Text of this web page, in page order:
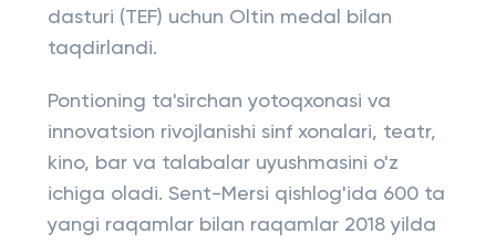
dasturi (TEF) uchun Oltin medal bilan
taqdirlandi.
Pontioning ta'sirchan yotoqxonasi va
innovatsion rivojlanishi sinf xonalari, teatr,
kino, bar va talabalar uyushmasini o'z
ichiga oladi. Sent-Mersi qishlog'ida 600 ta
yangi raqamlar bilan raqamlar 2018 yilda